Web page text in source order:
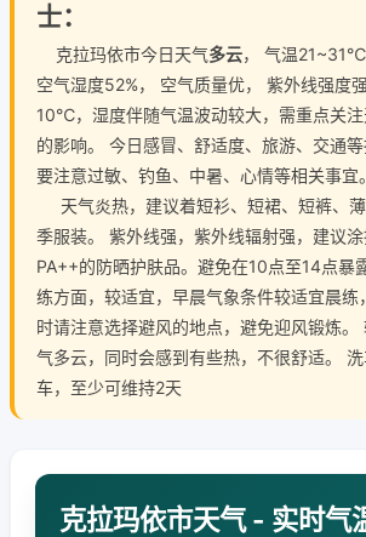
士：
克拉玛依市今日天气多云， 气温21~31℃
空气湿度52%， 空气质量优， 紫外线强度
10℃，湿度伴随气温波动较大，需重点关
的影响。 今日感冒、舒适度、旅游、交通
要注意过敏、钓鱼、中暑、心情等相关事宜。
天气炎热，建议着短衫、短裙、短裤、
季服装。 紫外线强，紫外线辐射强，建议涂
PA++的防晒护肤品。避免在10点至14点暴
练方面，较适宜，早晨气象条件较适宜晨练
时请注意选择避风的地点，避免迎风锻炼。
气多云，同时会感到有些热，不很舒适。
车，至少可维持2天
克拉玛依市天气 - 实时气